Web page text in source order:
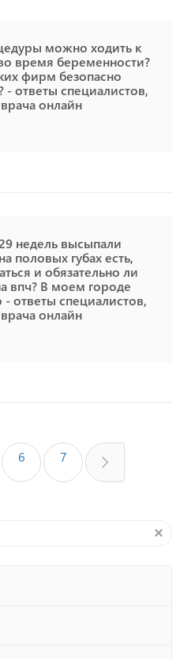
можно ходить к
время беременности?
фирм безопасно
- ответы специалистов,
онлайн
недель высыпали
половых губах есть,
и обязательно ли
впч? В моем городе
- ответы специалистов,
онлайн
6 7